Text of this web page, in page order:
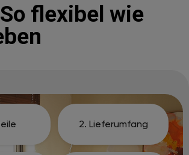
flexibel wie
2. Lieferumfang